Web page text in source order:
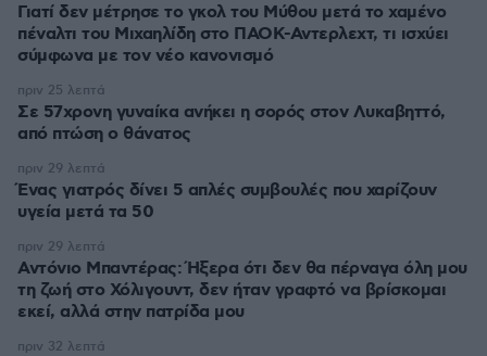
Γιατί δεν μέτρησε το γκολ του Μύθου μετά το χαμένο
πέναλτι του Μιχαηλίδη στο ΠΑΟΚ-Αντερλεχτ, τι ισχύει
σύμφωνα με τον νέο κανονισμό
Σε 57χρονη γυναίκα ανήκει η σορός στον Λυκαβηττό,
από πτώση ο θάνατος
πριν 25 λεπτά
Ένας γιατρός δίνει 5 απλές συμβουλές που χαρίζουν
υγεία μετά τα 50
πριν 29 λεπτά
Αντόνιο Μπαντέρας: Ήξερα ότι δεν θα πέρναγα όλη μου
τη ζωή στο Χόλιγουντ, δεν ήταν γραφτό να βρίσκομαι
εκεί, αλλά στην πατρίδα μου
πριν 29 λεπτά
πριν 32 λεπτά